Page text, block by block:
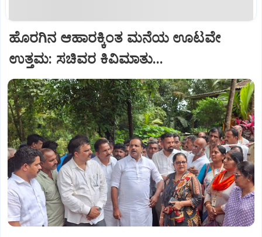
ಹೊರಗಿನ ಆಹಾರಕ್ಕಿಂತ ಮನೆಯ ಊಟವೇ
ಉತ್ತಮ: ಸಚಿವರ ಕಿವಿಮಾತು...